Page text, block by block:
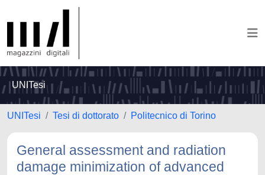
UNITesi
UNITesi Tesi di dottorato Politecnico di Torino
General assessment and radiation
damage minimization of advanced